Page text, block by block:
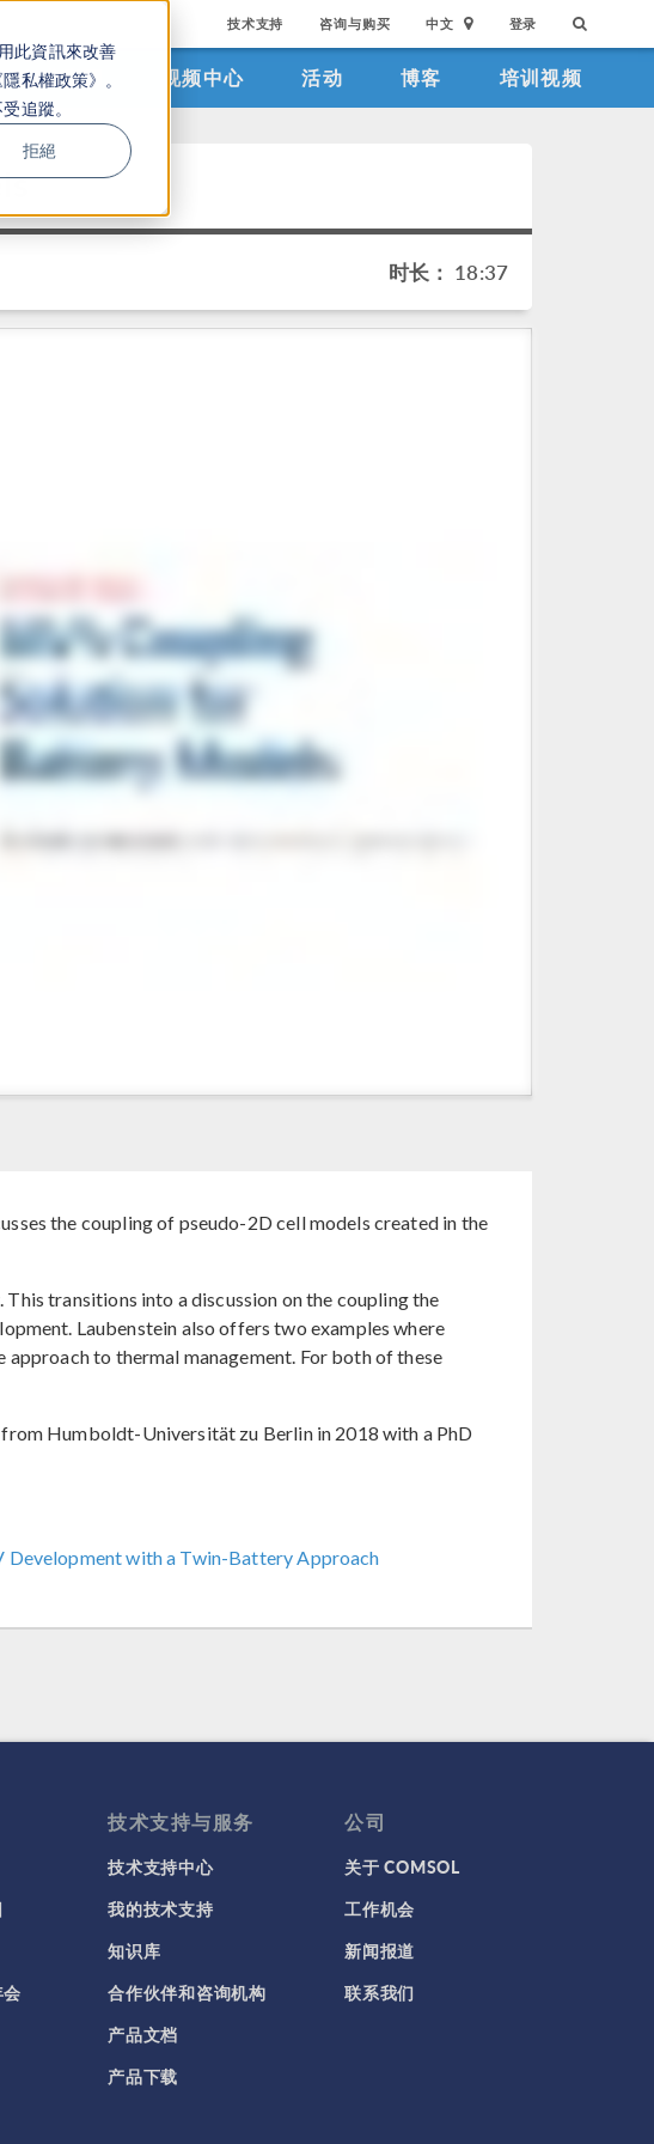
此資訊來改善
私權政策》。
追蹤。
拒絕
技术支持 咨询与购买 中文 登录
行业应用 视频中心 活动 博客 培训视频
时长： 18:37
the coupling of pseudo-2D cell models created in the
transitions into a discussion on the coupling the
Laubenstein also offers two examples where
to thermal management. For both of these
Humboldt-Universität zu Berlin in 2018 with a PhD
Development with a Twin-Battery Approach
技术支持与服务
技术支持中心
我的技术支持
知识库
合作伙伴和咨询机构
产品文档
产品下载
公司
关于 COMSOL
工作机会
新闻报道
联系我们